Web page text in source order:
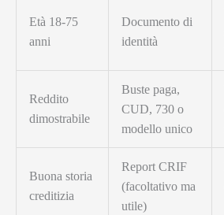
Età 18-75
anni
Documento di
identità
Reddito
dimostrabile
Buste paga,
CUD, 730 o
modello unico
Buona storia
creditizia
Report CRIF
(facoltativo ma
utile)